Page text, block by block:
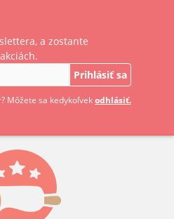
a zostante
Prihlásiť sa
Môžete sa kedykoľvekodhlásiť.